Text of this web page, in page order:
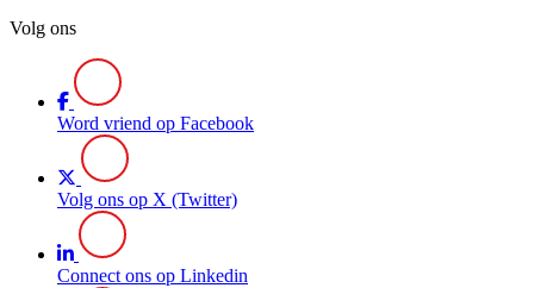
Volg ons
Word vriend op Facebook
Volg ons op X (Twitter)
Connect ons op Linkedin